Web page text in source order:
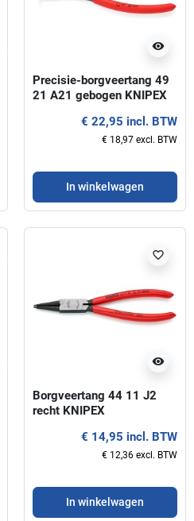
visibility
Precisie-borgveertang 49
21 A21 gebogen KNIPEX
€ 22,95 incl. BTW
€ 18,97 excl. BTW
In winkelwagen
visibility
favorite_border
Borgveertang 44 11 J2
recht KNIPEX
€ 14,95 incl. BTW
€ 12,36 excl. BTW
In winkelwagen